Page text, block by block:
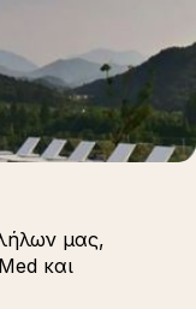
μας,
και